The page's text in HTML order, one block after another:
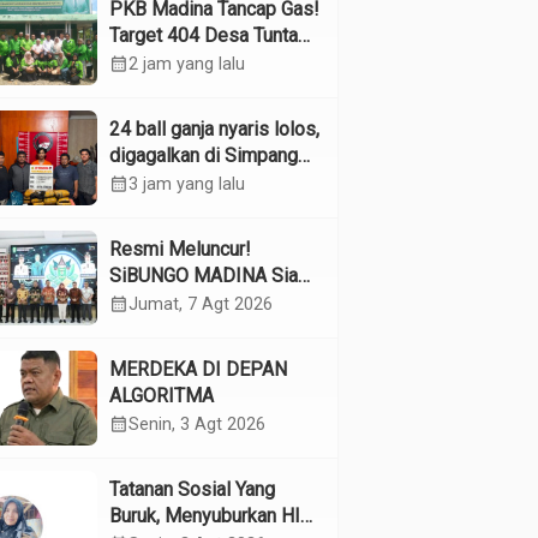
PKB Madina Tancap Gas!
Target 404 Desa Tuntas
Desember, “Pengurus
calendar_month2 jam yang lalu
24 ball ganja nyaris lolos,
digagalkan di Simpang
Empat Panyabungan
calendar_month3 jam yang lalu
Resmi Meluncur!
SiBUNGO MADINA Siap
Optimalkan Pendapatan
calendar_monthJumat, 7 Agt 2026
MERDEKA DI DEPAN
ALGORITMA
calendar_monthSenin, 3 Agt 2026
Tatanan Sosial Yang
Buruk, Menyuburkan HIV